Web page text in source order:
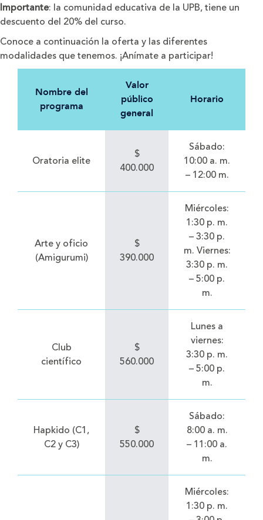
Importante: la comunidad educativa de la UPB, tiene un
descuento del 20% del curso.
Conoce a continuación la oferta y las diferentes
modalidades que tenemos. ¡Anímate a participar!
Nombre del
programa
Valor
público
general
Horario
Oratoria elite
$
400.000
Sábado:
10:00 a. m.
– 12:00 m.
Arte y oficio
(Amigurumi)
$
390.000
Miércoles:
1:30 p. m.
– 3:30 p.
m. Viernes:
3:30 p. m.
– 5:00 p.
m.
Club
científico
$
560.000
Lunes a
viernes:
3:30 p. m.
– 5:00 p.
m.
Hapkido (C1,
C2 y C3)
$
550.000
Sábado:
8:00 a. m.
– 11:00 a.
m.
Miércoles:
1:30 p. m.